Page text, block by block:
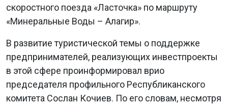
скоростного поезда «Ласточка» по маршруту
«Минеральные Воды – Алагир».
В развитие туристической темы о поддержке
предпринимателей, реализующих инвестпроекты
в этой сфере проинформировал врио
председателя профильного Республиканского
комитета Сослан Кочиев. По его словам, несмотря